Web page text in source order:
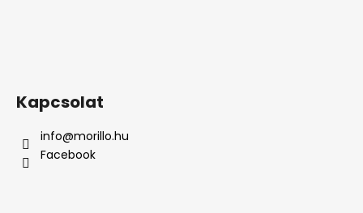
Kapcsolat
info@morillo.hu
Facebook